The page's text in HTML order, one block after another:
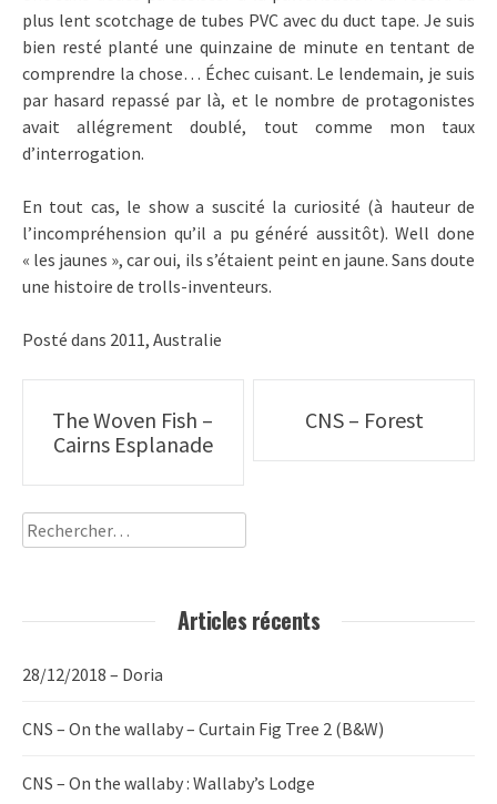
plus lent scotchage de tubes PVC avec du duct tape. Je suis
bien resté planté une quinzaine de minute en tentant de
comprendre la chose… Échec cuisant. Le lendemain, je suis
par hasard repassé par là, et le nombre de protagonistes
avait allégrement doublé, tout comme mon taux
d’interrogation.
En tout cas, le show a suscité la curiosité (à hauteur de
l’incompréhension qu’il a pu généré aussitôt). Well done
« les jaunes », car oui, ils s’étaient peint en jaune. Sans doute
une histoire de trolls-inventeurs.
Posté dans 2011, Australie
Poste
navigation
The Woven Fish –
Cairns Esplanade
CNS – Forest
Rechercher :
Articles récents
28/12/2018 – Doria
CNS – On the wallaby – Curtain Fig Tree 2 (B&W)
CNS – On the wallaby : Wallaby’s Lodge